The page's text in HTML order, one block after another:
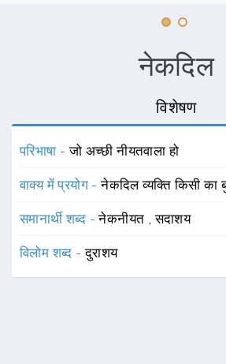
नेकदिल
विशेषण
परिभाषा -जो अच्छी नीयतवाला हो
वाक्य में प्रयोग -नेकदिल व्यक्ति किसी का
समानार्थी शब्द -नेकनीयत ,सदाशय
विलोम शब्द -दुराशय